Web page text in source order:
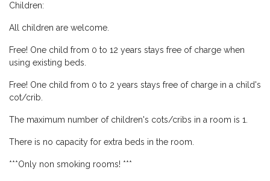
Children:
All children are welcome.
Free! One child from 0 to 12 years stays free of charge when
using existing beds.
Free! One child from 0 to 2 years stays free of charge in a child's
cot/crib.
The maximum number of children's cots/cribs in a room is 1.
There is no capacity for extra beds in the room.
***Only non smoking rooms! ***